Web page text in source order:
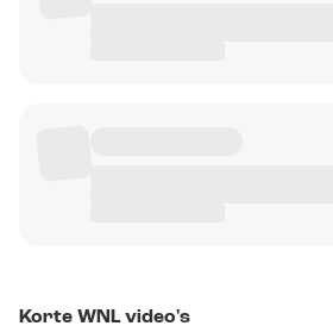
Korte WNL video's